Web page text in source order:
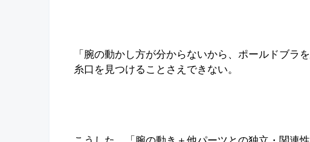
「腕の動かし方が分からないから、ポールドブラ
糸口を見つけることさえできない。